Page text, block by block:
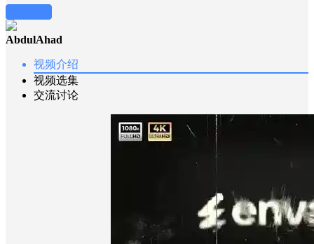
AbdulAhad
视频介绍
视频选集
交流讨论